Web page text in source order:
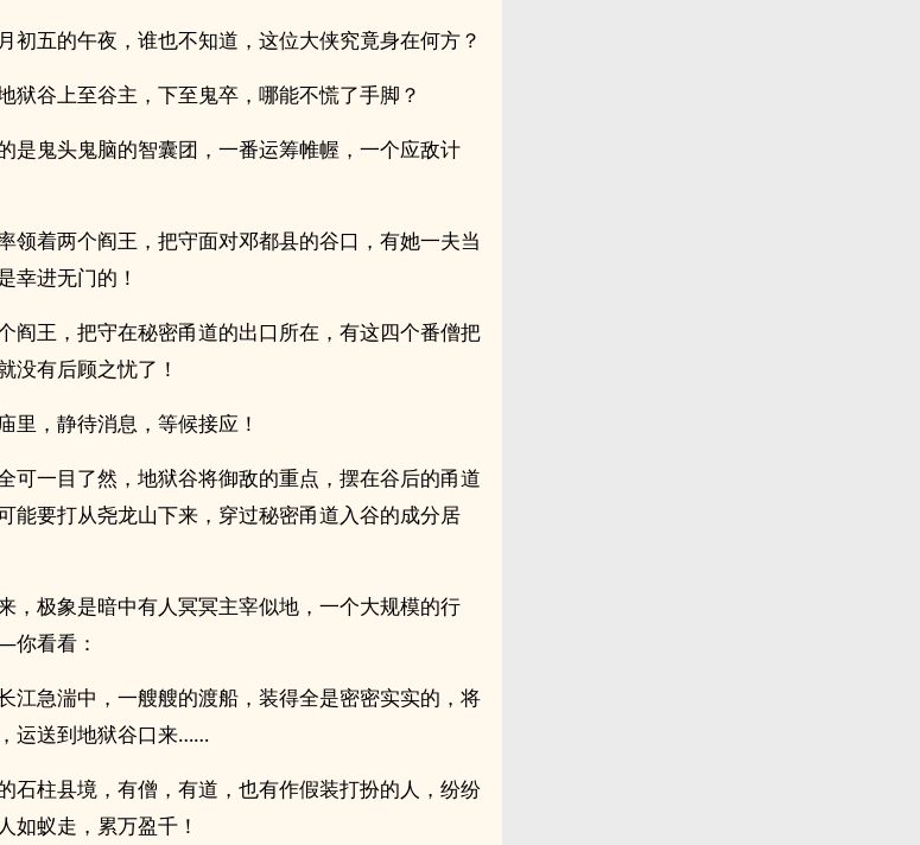
初五的午夜，谁也不知道，这位大侠究竟身在何方？
狱谷上至谷主，下至鬼卒，哪能不慌了手脚？
是鬼头鬼脑的智囊团，一番运筹帷幄，一个应敌计
领着两个阎王，把守面对邓都县的谷口，有她一夫当
幸进无门的！
阎王，把守在秘密甬道的出口所在，有这四个番僧把
没有后顾之忧了！
里，静待消息，等候接应！
可一目了然，地狱谷将御敌的重点，摆在谷后的甬道
能要打从尧龙山下来，穿过秘密甬道入谷的成分居
，极象是暗中有人冥冥主宰似地，一个大规模的行
看看：
江急湍中，一艘艘的渡船，装得全是密密实实的，将
运送到地狱谷口来……
石柱县境，有僧，有道，也有作假装打扮的人，纷纷
如蚁走，累万盈千！